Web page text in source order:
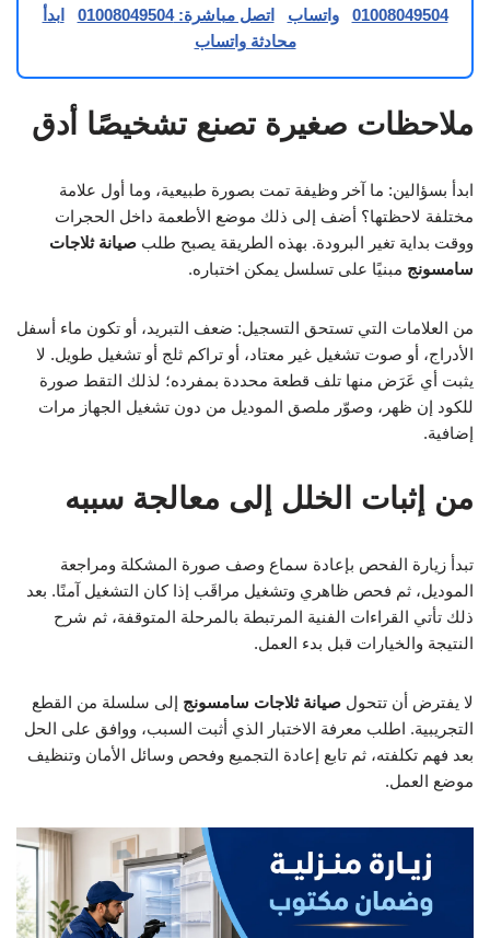
01008049504
واتساب اتصل مباشرة: 01008049504
ابدأ
محادثة واتساب
ملاحظات صغيرة تصنع تشخيصًا أدق
ابدأ بسؤالين: ما آخر وظيفة تمت بصورة طبيعية، وما أول علامة
مختلفة لاحظتها؟ أضف إلى ذلك موضع الأطعمة داخل الحجرات
ووقت بداية تغير البرودة. بهذه الطريقة يصبح طلب صيانة ثلاجات
سامسونج مبنيًا على تسلسل يمكن اختباره.
من العلامات التي تستحق التسجيل: ضعف التبريد، أو تكون ماء أسفل
الأدراج، أو صوت تشغيل غير معتاد، أو تراكم ثلج أو تشغيل طويل. لا
يثبت أي عَرَض منها تلف قطعة محددة بمفرده؛ لذلك التقط صورة
للكود إن ظهر، وصوّر ملصق الموديل من دون تشغيل الجهاز مرات
إضافية.
من إثبات الخلل إلى معالجة سببه
تبدأ زيارة الفحص بإعادة سماع وصف صورة المشكلة ومراجعة
الموديل، ثم فحص ظاهري وتشغيل مراقَب إذا كان التشغيل آمنًا. بعد
ذلك تأتي القراءات الفنية المرتبطة بالمرحلة المتوقفة، ثم شرح
النتيجة والخيارات قبل بدء العمل.
لا يفترض أن تتحول صيانة ثلاجات سامسونج إلى سلسلة من القطع
التجريبية. اطلب معرفة الاختبار الذي أثبت السبب، ووافق على الحل
بعد فهم تكلفته، ثم تابع إعادة التجميع وفحص وسائل الأمان وتنظيف
موضع العمل.